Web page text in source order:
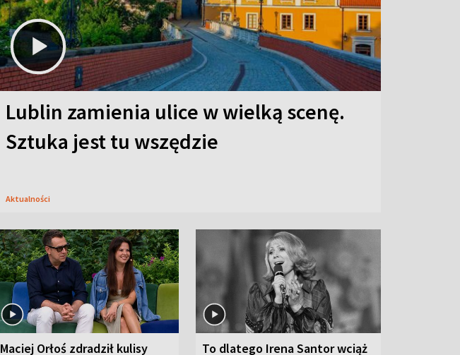
Lublin zamienia ulice w wielką scenę.
Sztuka jest tu wszędzie
Aktualności
Maciej Orłoś zdradził kulisy To dlatego Irena Santor wciąż